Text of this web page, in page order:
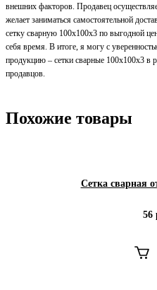
внешних факторов. Продавец
желает заниматься самостоятельной
сетку сварную 100х100х3 по выгодной
себя время. В итоге, я могу с
продукцию – сетки сварные 100х100х3 в
продавцов.
Похожие товары
Сетка сварная
56